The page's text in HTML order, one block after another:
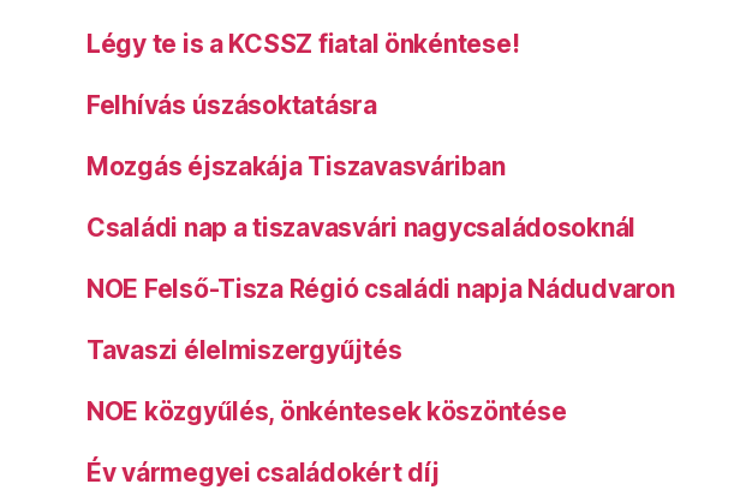
Légy te is a KCSSZ fiatal önkéntese!
Felhívás úszásoktatásra
Mozgás éjszakája Tiszavasváriban
Családi nap a tiszavasvári nagycsaládosoknál
NOE Felső-Tisza Régió családi napja Nádudvaron
Tavaszi élelmiszergyűjtés
NOE közgyűlés, önkéntesek köszöntése
Év vármegyei családokért díj